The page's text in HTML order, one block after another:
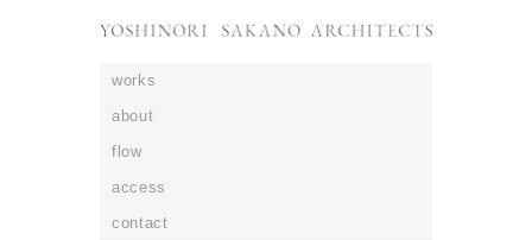
works
about
flow
access
contact